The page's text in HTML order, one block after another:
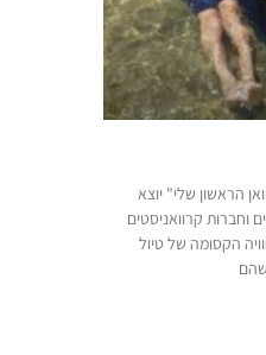
הראשון שלי" יוצא
קרוואניסטים
הקסומה של טיול